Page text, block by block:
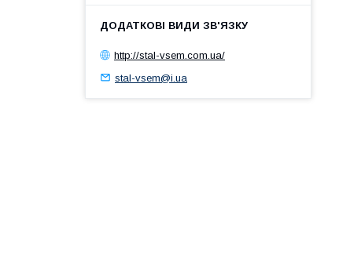
http://stal-vsem.com.ua/
stal-vsem@i.ua